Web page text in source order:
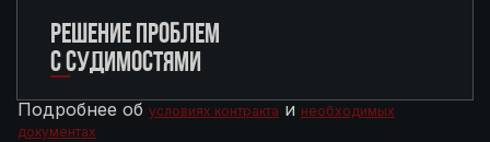
РЕШЕНИЕ ПРОБЛЕМ
С СУДИМОСТЯМИ
Подробнее об условиях контракта и необходимых
документах